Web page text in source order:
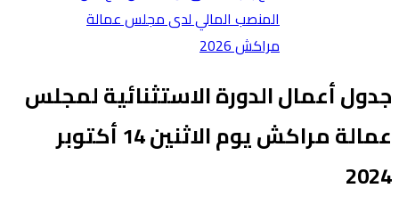
المنصب المالي لدى مجلس عمالة
مراكش 2026
جدول أعمال الدورة الاستثنائية لمجلس
عمالة مراكش يوم الاثنين 14 أكتوبر
2024